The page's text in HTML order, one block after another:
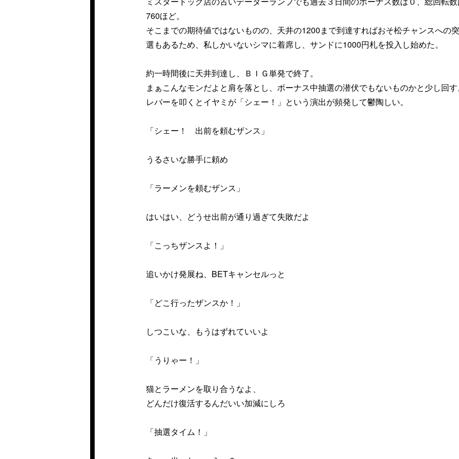
760ほど。
そこまでの期待値ではないものの、天井の1200まで到達すればおそ松チャンスへの
選もあるため、私しかいないシマに着席し、サンドに1000円札を投入し始めた。
約一時間後に天井到達し、ＢＩＧ単発で終了。
まぁこんなモンだよと肩を落とし、ボーナス中抽選の潜伏でもないものかと少し回す
レバーを叩くとイヤミが「シェー！」という演出が頻発して鬱陶しい。
「シェー！ 出前を頼むザンス」
うるさいな勝手に頼め
「ラーメンを頼むザンス」
はいはい、どうせ出前が通り過ぎて失敗だよ
「こっちザンスよ！」
追いかけ発展ね、BETキャンセルっと
「どこ行ったザンスか！」
しつこいな、もうはずれていいよ
「うりゃー！」
猫とラーメンを取り合うなよ、
どんだけ復活するんだいい加減にしろ
「抽選タイム！」